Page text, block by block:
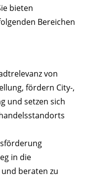
bieten
Bereichen
von
fördern City-,
und setzen sich
in die
beraten zu